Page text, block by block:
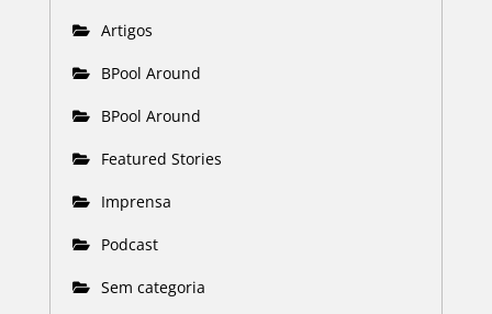
Artigos
BPool Around
BPool Around
Featured Stories
Imprensa
Podcast
Sem categoria